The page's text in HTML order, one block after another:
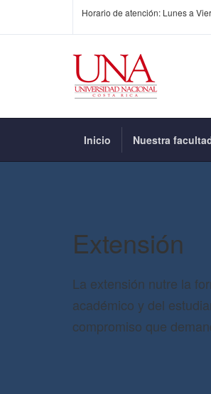
Horario de atención: Lunes a
Inicio Nuestra
Extensión
La extensión nutre la
académico y del
compromiso que